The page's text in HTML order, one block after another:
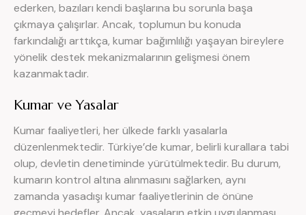
ederken, bazıları kendi başlarına bu sorunla başa
çıkmaya çalışırlar. Ancak, toplumun bu konuda
farkındalığı arttıkça, kumar bağımlılığı yaşayan bireylere
yönelik destek mekanizmalarının gelişmesi önem
kazanmaktadır.
Kumar ve Yasalar
Kumar faaliyetleri, her ülkede farklı yasalarla
düzenlenmektedir. Türkiye’de kumar, belirli kurallara tabi
olup, devletin denetiminde yürütülmektedir. Bu durum,
kumarın kontrol altına alınmasını sağlarken, aynı
zamanda yasadışı kumar faaliyetlerinin de önüne